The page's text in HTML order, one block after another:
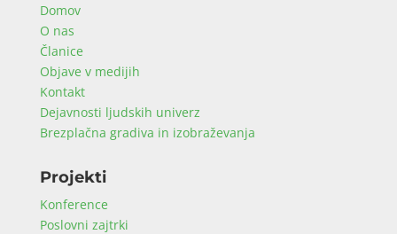
Domov
O nas
Članice
Objave v medijih
Kontakt
Dejavnosti ljudskih univerz
Brezplačna gradiva in izobraževanja
Projekti
Konference
Poslovni zajtrki